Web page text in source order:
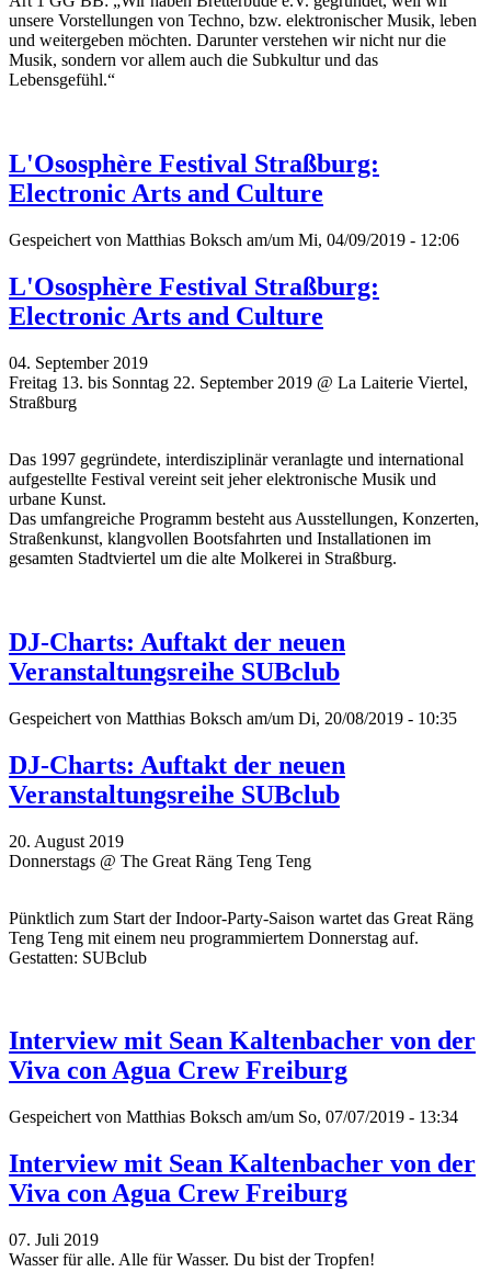
unsere Vorstellungen von Techno, bzw. elektronischer Musik, leben
und weitergeben möchten. Darunter verstehen wir nicht nur die
Musik, sondern vor allem auch die Subkultur und das
Lebensgefühl.“
L'Ososphère Festival Straßburg:
Electronic Arts and Culture
Gespeichert von Matthias Boksch am/um Mi, 04/09/2019 - 12:06
L'Ososphère Festival Straßburg:
Electronic Arts and Culture
04. September 2019
Freitag 13. bis Sonntag 22. September 2019 @ La Laiterie Viertel,
Straßburg
Das 1997 gegründete, interdisziplinär veranlagte und international
aufgestellte Festival vereint seit jeher elektronische Musik und
urbane Kunst.
Das umfangreiche Programm besteht aus Ausstellungen, Konzerten,
Straßenkunst, klangvollen Bootsfahrten und Installationen im
gesamten Stadtviertel um die alte Molkerei in Straßburg.
DJ-Charts: Auftakt der neuen
Veranstaltungsreihe SUBclub
Gespeichert von Matthias Boksch am/um Di, 20/08/2019 - 10:35
DJ-Charts: Auftakt der neuen
Veranstaltungsreihe SUBclub
20. August 2019
Donnerstags @ The Great Räng Teng Teng
Pünktlich zum Start der Indoor-Party-Saison wartet das Great Räng
Teng Teng mit einem neu programmiertem Donnerstag auf.
Gestatten: SUBclub
Interview mit Sean Kaltenbacher von der
Viva con Agua Crew Freiburg
Gespeichert von Matthias Boksch am/um So, 07/07/2019 - 13:34
Interview mit Sean Kaltenbacher von der
Viva con Agua Crew Freiburg
07. Juli 2019
Wasser für alle. Alle für Wasser. Du bist der Tropfen!